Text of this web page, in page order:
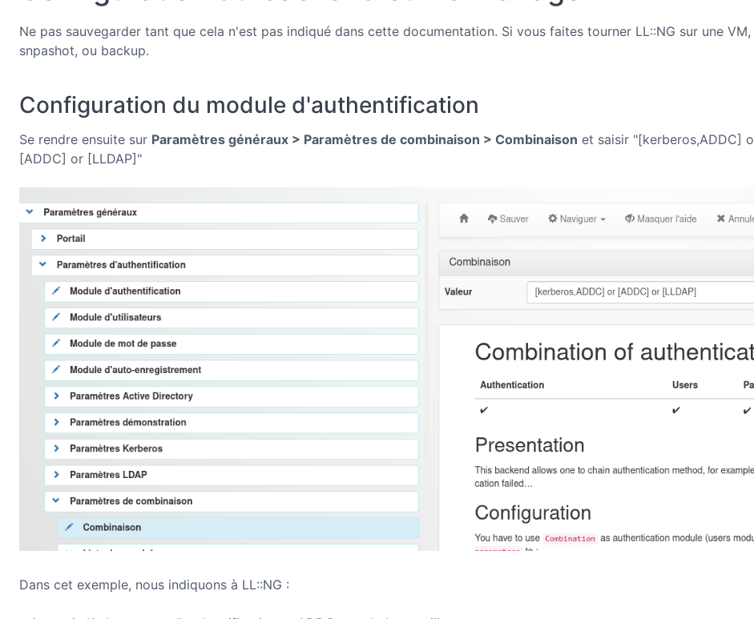
Ne pas sauvegarder tant que cela n'est pas indiqué dans cette documentation. Si vous faites tourner LL::NG sur une VM,
snpashot, ou backup.
Configuration du module d'authentification
Se rendre ensuite sur Paramètres généraux > Paramètres de combinaison > Combinaison et saisir "[kerberos,ADDC]
[ADDC] or [LLDAP]"
Dans cet exemple, nous indiquons à LL::NG :